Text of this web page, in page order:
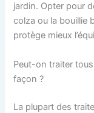
jardin. Opter pour
colza ou la bouillie
protège mieux
Peut-on traiter
façon ?
La plupart des